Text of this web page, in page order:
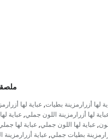
لها أزرارمزينة بطيات, عباية لها
لها أزرارمزينة اللون جملي, عباية
, عباية لها اللون جملي, عباية لها
بطيات جملي, عباية أزرارمزينة